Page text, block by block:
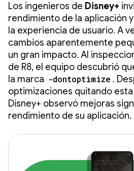
Los ingenieros de Disney+
rendimiento de la aplicación
la experiencia de usuario. A
cambios aparentemente
un gran impacto. Al
de R8, el equipo descubrió
la marca -dontoptimize .
optimizaciones quitando
Disney+ observó mejoras
rendimiento de su aplicación.